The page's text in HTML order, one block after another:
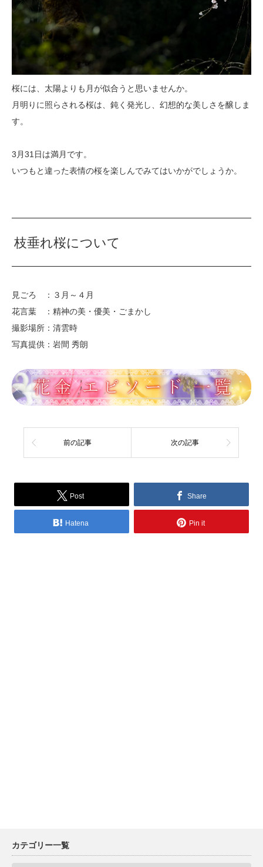
桜には、太陽よりも月が似合うと思いませんか。
月明りに照らされる桜は、鈍く発光し、幻想的な美しさを醸しま
す。
3月31日は満月です。
いつもと違った表情の桜を楽しんでみてはいかがでしょうか。
枝垂れ桜について
見ごろ ：３月～４月
花言葉 ：精神の美・優美・ごまかし
撮影場所：清雲時
写真提供：岩間 秀朗
前の記事 次の記事
Post Share
Hatena Pin it
カテゴリー一覧